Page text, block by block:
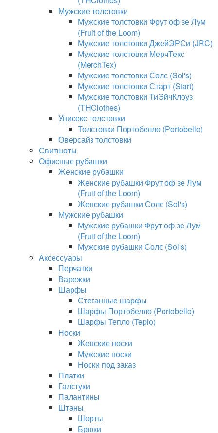
Мужские толстовки
Мужские толстовки Фрут оф зе Лум
(Fruit of the Loom)
Мужские толстовки ДжейЭРСи (JRC)
Мужские толстовки МерчТекс
(MerchTex)
Мужские толстовки Солс (Sol's)
Мужские толстовки Старт (Start)
Мужские толстовки ТиЭйчКлоуз
(THClothes)
Унисекс толстовки
Толстовки Портобелло (Portobello)
Оверсайз толстовки
Свитшоты
Офисные рубашки
Женские рубашки
Женские рубашки Фрут оф зе Лум
(Fruit of the Loom)
Женские рубашки Солс (Sol's)
Мужские рубашки
Мужские рубашки Фрут оф зе Лум
(Fruit of the Loom)
Мужские рубашки Солс (Sol's)
Аксессуары
Перчатки
Варежки
Шарфы
Стеганные шарфы
Шарфы Портобелло (Portobello)
Шарфы Тепло (Teplo)
Носки
Женские носки
Мужские носки
Носки под заказ
Платки
Галстуки
Палантины
Штаны
Шорты
Брюки